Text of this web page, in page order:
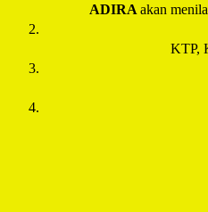
ADIRA akan
KTP,